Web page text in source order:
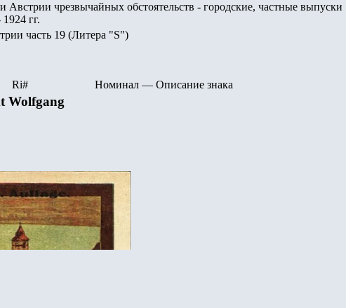
чрезвычайных обстоятельств - городские, частные выпуски
гг.
часть 19 (Литера "S")
Ri# Номинал — Описание знака
Wolfgang